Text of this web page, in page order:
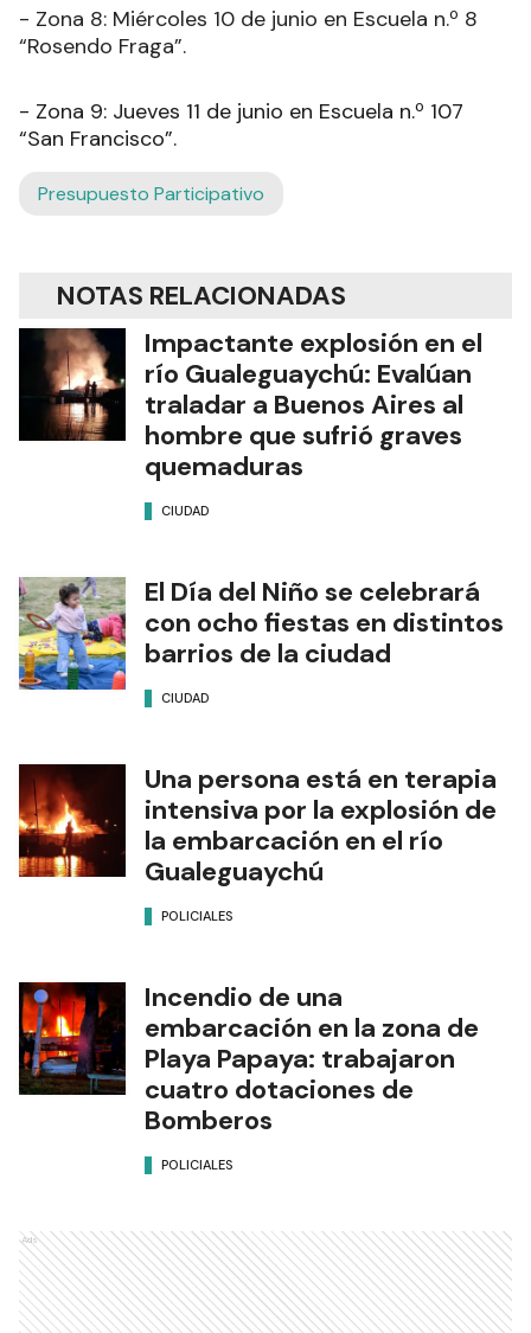
- Zona 8: Miércoles 10 de junio en Escuela n.º 8
“Rosendo Fraga”.
- Zona 9: Jueves 11 de junio en Escuela n.º 107
“San Francisco”.
Presupuesto Participativo
NOTAS RELACIONADAS
Impactante explosión en el
río Gualeguaychú: Evalúan
traladar a Buenos Aires al
hombre que sufrió graves
quemaduras
CIUDAD
El Día del Niño se celebrará
con ocho fiestas en distintos
barrios de la ciudad
CIUDAD
Una persona está en terapia
intensiva por la explosión de
la embarcación en el río
Gualeguaychú
POLICIALES
Incendio de una
embarcación en la zona de
Playa Papaya: trabajaron
cuatro dotaciones de
Bomberos
POLICIALES
Ads